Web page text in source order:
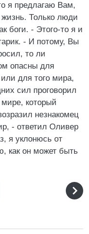
я предлагаю Вам,
жизнь. Только люди
боги. - Этого-то я и
- И потому, Вы
то ли
опасны для
для того мира,
сил проговорил
который
незнакомец
- ответил Оливер
я уклонюсь от
как он может быть